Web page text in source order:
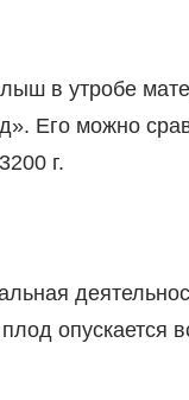
в утробе
Его можно
г.
опускается